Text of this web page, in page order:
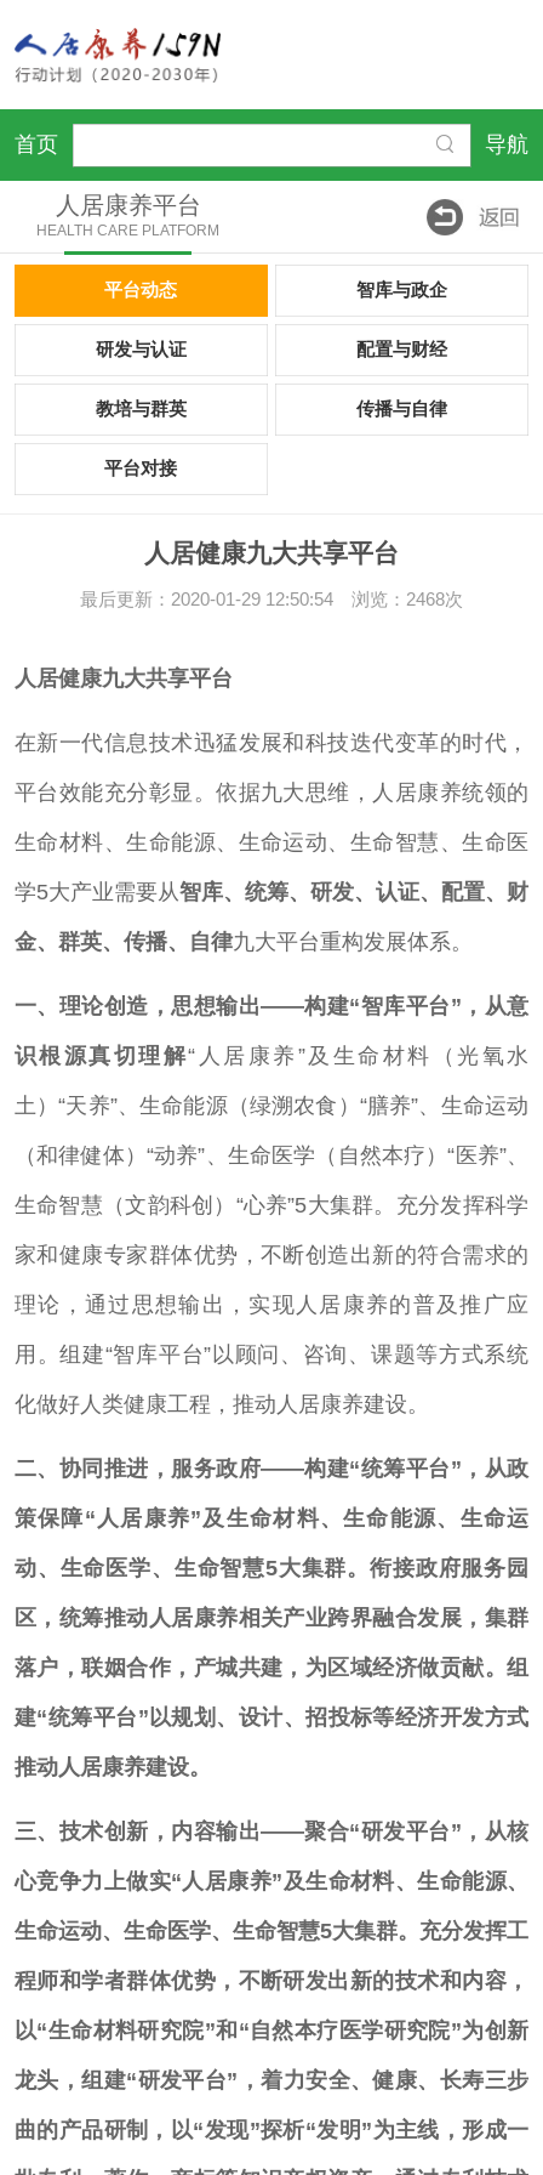
首页 导航
人居康养平台
HEALTH CARE PLATFORM
平台动态 智库与政企
研发与认证 配置与财经
教培与群英 传播与自律
平台对接
人居健康九大共享平台
最后更新：2020-01-29 12:50:54 浏览：2468次
人居健康九大共享平台
在新一代信息技术迅猛发展和科技迭代变革的时代，
平台效能充分彰显。依据九大思维，人居康养统领的
生命材料、生命能源、生命运动、生命智慧、生命医
学5大产业需要从智库、统筹、研发、认证、配置、财
金、群英、传播、自律九大平台重构发展体系。
一、理论创造，思想输出——构建“智库平台”，从意
识根源真切理解“人居康养”及生命材料（光氧水
土）“天养”、生命能源（绿溯农食）“膳养”、生命运动
（和律健体）“动养”、生命医学（自然本疗）“医养”、
生命智慧（文韵科创）“心养”5大集群。充分发挥科学
家和健康专家群体优势，不断创造出新的符合需求的
理论，通过思想输出，实现人居康养的普及推广应
用。组建“智库平台”以顾问、咨询、课题等方式系统
化做好人类健康工程，推动人居康养建设。
二、协同推进，服务政府——构建“统筹平台” ，从政
策保障“人居康养”及生命材料、生命能源、生命运
动、生命医学、生命智慧5大集群。衔接政府服务园
区，统筹推动人居康养相关产业跨界融合发展，集群
落户，联姻合作，产城共建，为区域经济做贡献。组
建“统筹平台”以规划、设计、招投标等经济开发方式
推动人居康养建设。
三、技术创新，内容输出——聚合“研发平台”，从核
心竞争力上做实“人居康养”及生命材料、生命能源、
生命运动、生命医学、生命智慧5大集群。 充分发挥工
程师和学者群体优势，不断研发出新的技术和内容，
以“生命材料研究院”和“自然本疗医学研究院”为创新
龙头，组建“研发平台”，着力安全、健康、长寿三步
曲的产品研制，以“发现”探析“发明”为主线，形成一